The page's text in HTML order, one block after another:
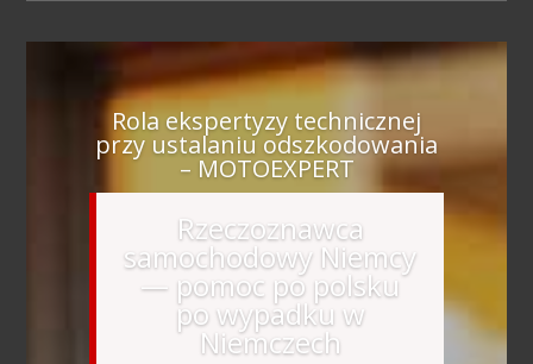
Rola ekspertyzy technicznej
przy ustalaniu odszkodowania
– MOTOEXPERT
Rzeczoznawca
samochodowy Niemcy
— pomoc po polsku
po wypadku w
Niemczech